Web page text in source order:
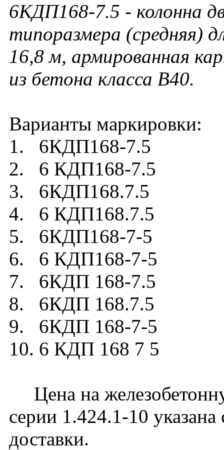
6КДП168-7.5 - колонна
типоразмера (средняя)
16,8 м, армированная
из бетона класса В40.
Варианты маркировки:
1. 6КДП168-7.5
2. 6 КДП168-7.5
3. 6КДП168.7.5
4. 6 КДП168.7.5
5. 6КДП168-7-5
6. 6 КДП168-7-5
7. 6КДП 168-7.5
8. 6КДП 168.7.5
9. 6КДП 168-7-5
10. 6 КДП 168 7 5
Цена на
серии 1.424.1-10
доставки.